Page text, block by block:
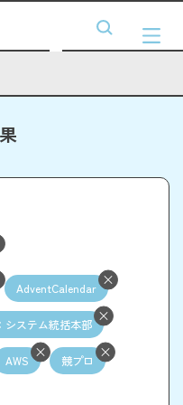
AdventCalendar
システム統括本部
AWS 競プロ